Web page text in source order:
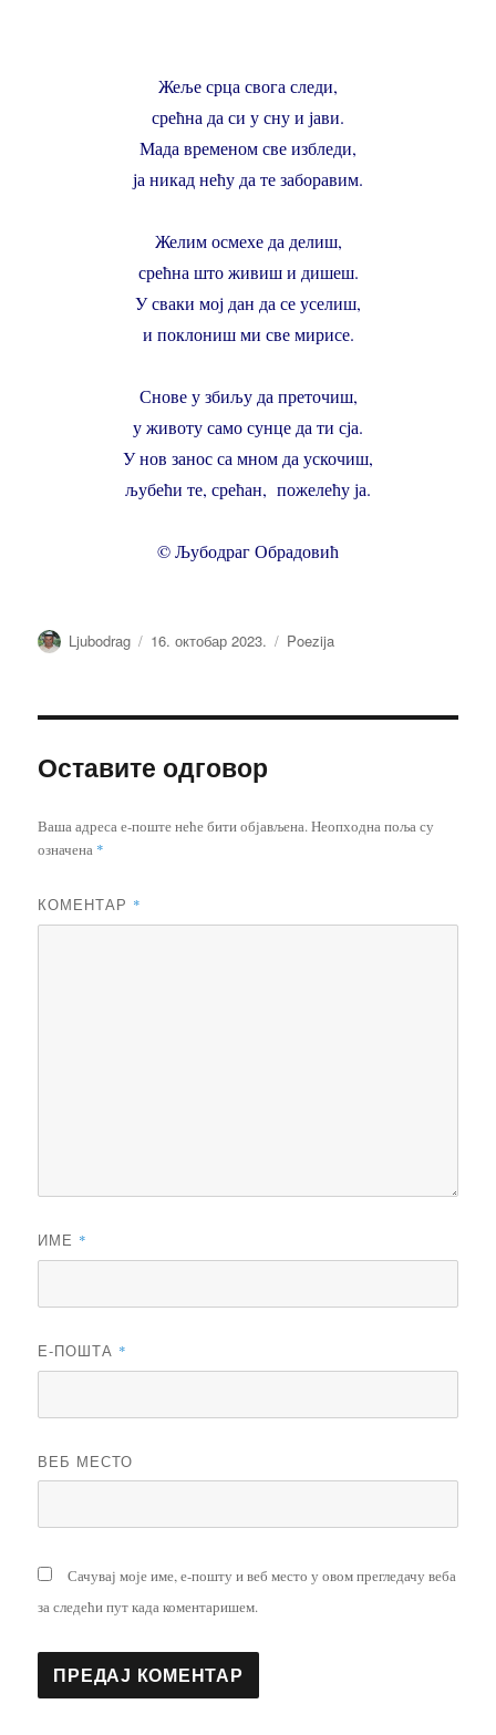
Жеље срца свога следи,
срећна да си у сну и јави.
Мада временом све избледи,
ја никад нећу да те заборавим.
Желим осмехе да делиш,
срећна што живиш и дишеш.
У сваки мој дан да се уселиш,
и поклониш ми све мирисе.
Снове у збиљу да преточиш,
у животу само сунце да ти сја.
У нов занос са мном да ускочиш,
љубећи те, срећан, пожелећу ја.
© Љубодраг Обрадовић
Аутор
Ljubodrag Објављено
16. октобар 2023. Категорије
Poezija
Оставите одговор
Ваша адреса е-поште неће бити објављена.Неопходна поља су
означена *
КОМЕНТАР *
ИМЕ *
Е-ПОШТА *
ВЕБ МЕСТО
Сачувај моје име, е-пошту и веб место у овом прегледачу веба
за следећи пут када коментаришем.